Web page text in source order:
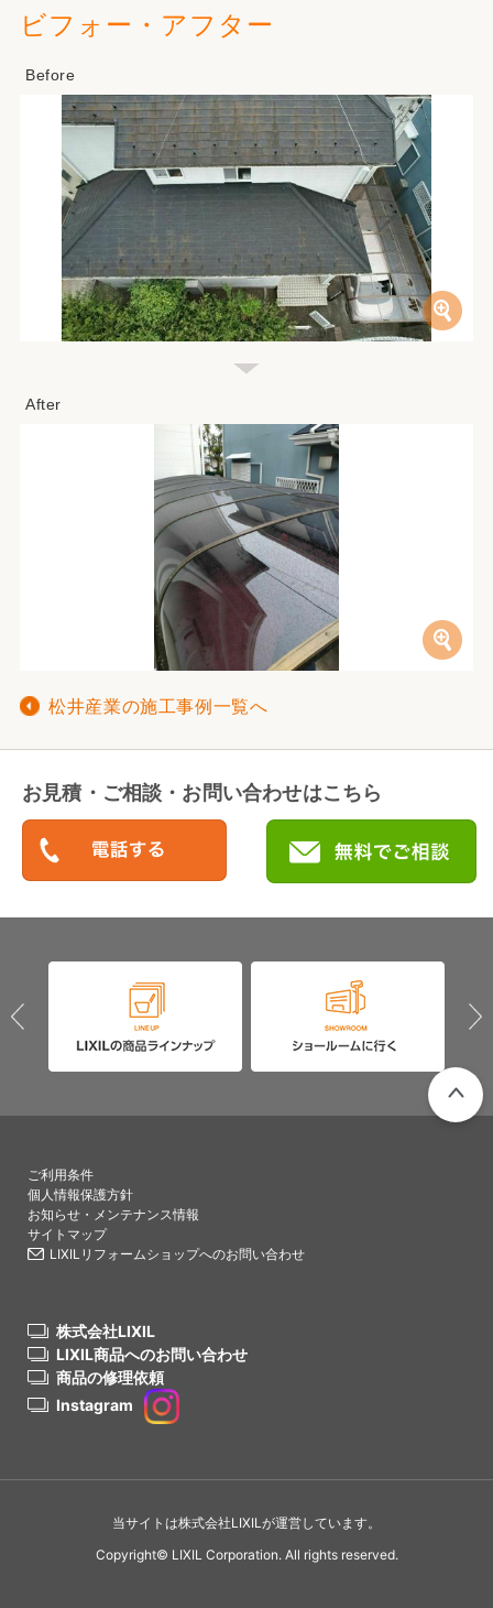
ビフォー・アフター
松井産業の施工事例一覧へ
お見積・ご相談・お問い合わせはこちら
ご利用条件
個人情報保護方針
お知らせ・メンテナンス情報
サイトマップ
LIXILリフォームショップへのお問い合わせ
株式会社LIXIL
LIXIL商品へのお問い合わせ
商品の修理依頼
Instagram
当サイトは株式会社LIXILが運営しています。
Copyright© LIXIL Corporation. All rights reserved.